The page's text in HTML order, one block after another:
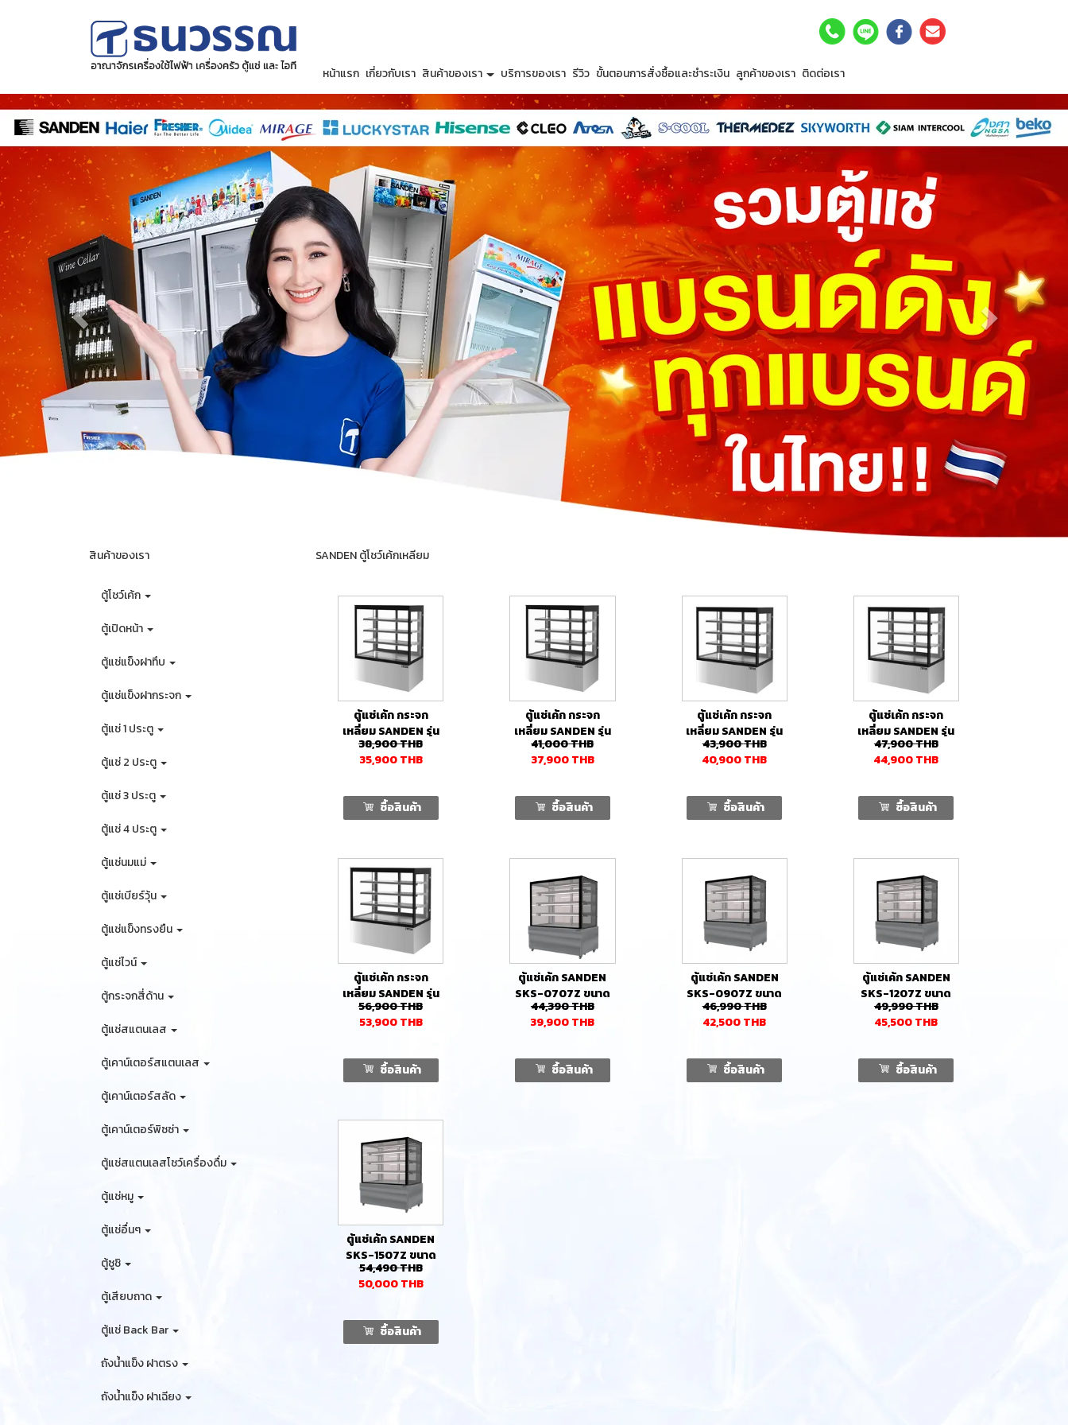
หน้าแรก เกี่ยวกับเรา สินค้าของเรา บริการของเรา รีวิว ขั้นตอนการสั่งซื้อและชำระเงิน ลูกค้าของเรา ติดต่อเรา
สินค้าของเรา
ตู้โชว์เค้ก
ตู้เปิดหน้า
ตู้แช่แข็งฝาทึบ
ตู้แช่แข็งฝากระจก
ตู้แช่ 1 ประตู
ตู้แช่ 2 ประตู
ตู้แช่ 3 ประตู
ตู้แช่ 4 ประตู
ตู้แช่นมแม่
ตู้แช่เบียร์วุ้น
ตู้แช่แข็งทรงยืน
ตู้แช่ไวน์
ตู้กระจกสี่ด้าน
ตู้แช่สแตนเลส
ตู้เคาน์เตอร์สแตนเลส
ตู้เคาน์เตอร์สลัด
ตู้เคาน์เตอร์พิซซ่า
ตู้แช่สแตนเลสโชว์เครื่องดื่ม
ตู้แช่หมู
ตู้แช่อื่นๆ
ตู้ซูชิ
ตู้เสียบถาด
ตู้แช่ Back Bar
ถังน้ำแข็ง ฝาตรง
ถังน้ำแข็ง ฝาเฉียง
SANDEN ตู้โชว์เค้กเหลียม
ตู้แช่เค้ก กระจก
เหลี่ยม SANDEN รุ่น
SKR-0703SG (430
ลิตร)
38,900THB
35,900THB
ซื้อสินค้า
ตู้แช่เค้ก กระจก
เหลี่ยม SANDEN รุ่น
SKR-0903SG (480
ลิตร)
41,000THB
37,900THB
ซื้อสินค้า
ตู้แช่เค้ก กระจก
เหลี่ยม SANDEN รุ่น
SKR-1203SG (550
ลิตร)
43,900THB
40,900THB
ซื้อสินค้า
ตู้แช่เค้ก กระจก
เหลี่ยม SANDEN รุ่น
SKR-1503SG (715
ลิตร)
47,900THB
44,900THB
ซื้อสินค้า
ตู้แช่เค้ก กระจก
เหลี่ยม SANDEN รุ่น
SKR-1803SG (950
ลิตร)
56,900THB
53,900THB
ซื้อสินค้า
ตู้แช่เค้ก SANDEN
SKS-0707Z ขนาด
70 ซม. แบบกระจก
เหลี่ยม 3 ชั้นวาง
44,390THB
39,900THB
ซื้อสินค้า
ตู้แช่เค้ก SANDEN
SKS-0907Z ขนาด
90 ซม. แบบกระจก
เหลี่ยม 3 ชั้นวาง
46,990THB
42,500THB
ซื้อสินค้า
ตู้แช่เค้ก SANDEN
SKS-1207Z ขนาด
120 ซม. แบบกระจก
เหลี่ยม 3 ชั้นวาง
49,990THB
45,500THB
ซื้อสินค้า
ตู้แช่เค้ก SANDEN
SKS-1507Z ขนาด
150 ซม. แบบกระจก
เหลี่ยม 3 ชั้นวาง
54,490THB
50,000THB
ซื้อสินค้า